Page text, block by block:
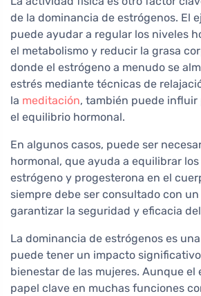
de la dominancia de estrógenos. El
puede ayudar a regular los niveles
el metabolismo y reducir la grasa
donde el estrógeno a menudo se
estrés mediante técnicas de
la meditación, también puede
el equilibrio hormonal.
En algunos casos, puede ser
hormonal, que ayuda a equilibrar
estrógeno y progesterona en el
siempre debe ser consultado con
garantizar la seguridad y eficacia
La dominancia de estrógenos es
puede tener un impacto
bienestar de las mujeres. Aunque el
papel clave en muchas funciones